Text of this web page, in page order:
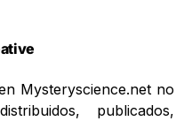
Mysteryscience.net no
publicados,